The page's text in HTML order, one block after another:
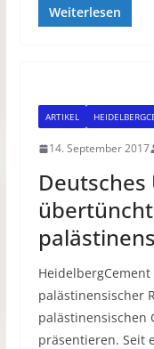
Weiterlesen
ARTIKEL
14. September 2017
palästinensischer
palästinensischen
präsentieren. Seit